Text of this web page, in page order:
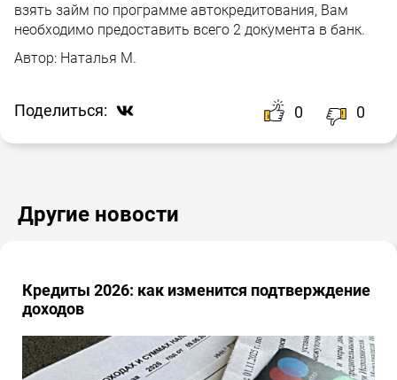
взять займ по программе автокредитования, Вам
необходимо предоставить всего 2 документа в банк.
Автор: Наталья М.
Поделиться: 0 0
Другие новости
Кредиты 2026: как изменится подтверждение
доходов